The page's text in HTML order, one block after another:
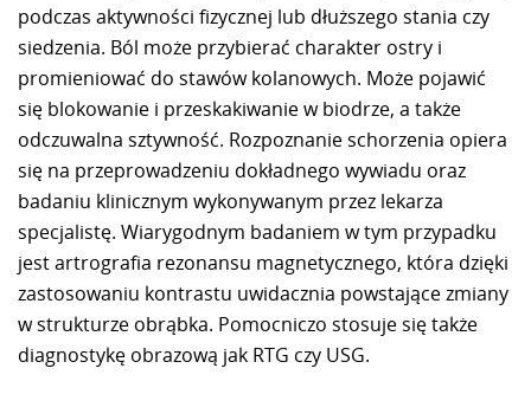
podczas aktywności fizycznej lub dłuższego stania czy
siedzenia. Ból może przybierać charakter ostry i
promieniować do stawów kolanowych. Może pojawić
się blokowanie i przeskakiwanie w biodrze, a także
odczuwalna sztywność. Rozpoznanie schorzenia opiera
się na przeprowadzeniu dokładnego wywiadu oraz
badaniu klinicznym wykonywanym przez lekarza
specjalistę. Wiarygodnym badaniem w tym przypadku
jest artrografia rezonansu magnetycznego, która dzięki
zastosowaniu kontrastu uwidacznia powstające zmiany
w strukturze obrąbka. Pomocniczo stosuje się także
diagnostykę obrazową jak RTG czy USG.